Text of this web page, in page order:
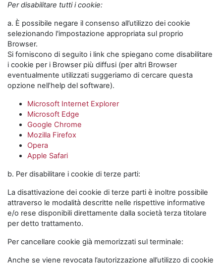
Per disabilitare tutti i cookie:
a. È possibile negare il consenso all’utilizzo dei cookie
selezionando l'impostazione appropriata sul proprio
Browser.
Si forniscono di seguito i link che spiegano come disabilitare
i cookie per i Browser più diffusi (per altri Browser
eventualmente utilizzati suggeriamo di cercare questa
opzione nell’help del software).
Microsoft Internet Explorer
Microsoft Edge
Google Chrome
Mozilla Firefox
Opera
Apple Safari
b. Per disabilitare i cookie di terze parti:
La disattivazione dei cookie di terze parti è inoltre possibile
attraverso le modalità descritte nelle rispettive informative
e/o rese disponibili direttamente dalla società terza titolare
per detto trattamento.
Per cancellare cookie già memorizzati sul terminale:
Anche se viene revocata l’autorizzazione all’utilizzo di cookie